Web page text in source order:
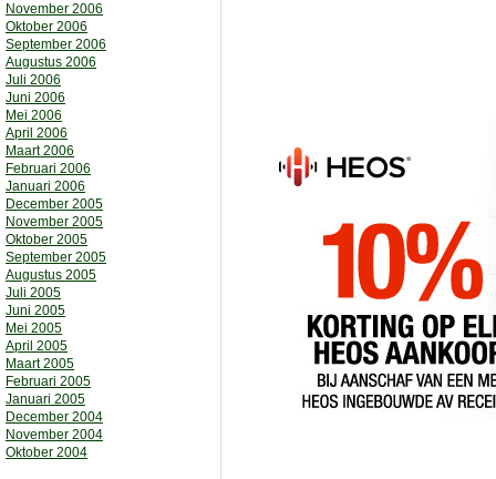
November 2006
Oktober 2006
September 2006
Augustus 2006
Juli 2006
Juni 2006
Mei 2006
April 2006
Maart 2006
Februari 2006
Januari 2006
December 2005
November 2005
Oktober 2005
September 2005
Augustus 2005
Juli 2005
Juni 2005
Mei 2005
April 2005
Maart 2005
Februari 2005
Januari 2005
December 2004
November 2004
Oktober 2004